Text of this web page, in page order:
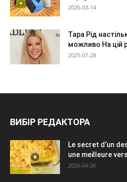
2026-03-14
Тара Рід
можливо На цій
2025-07-28
ВИБІР РЕДАКТОРА
Le secret d’un
une meilleure
2026-04-26